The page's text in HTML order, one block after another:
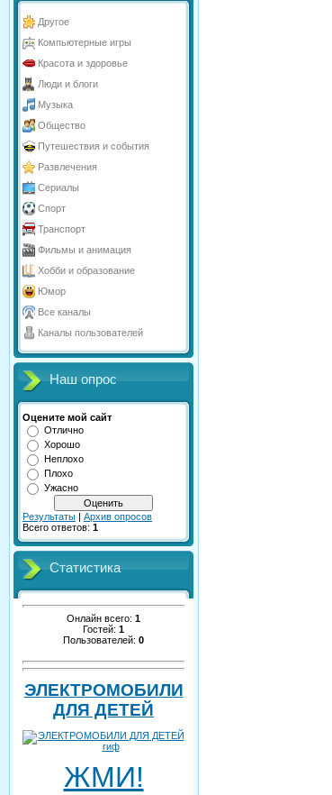
Другое
Компьютерные игры
Красота и здоровье
Люди и блоги
Музыка
Общество
Путешествия и события
Развлечения
Сериалы
Спорт
Транспорт
Фильмы и анимация
Хобби и образование
Юмор
Все каналы
Каналы пользователей
Наш опрос
Оцените мой сайт
Отлично
Хорошо
Неплохо
Плохо
Ужасно
Результаты | Архив опросов
Всего ответов: 1
Статистика
Онлайн всего: 1
Гостей: 1
Пользователей: 0
ЭЛЕКТРОМОБИЛИ
ДЛЯ ДЕТЕЙ
ЖМИ!